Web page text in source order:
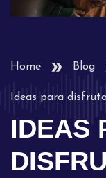
Home Blog
Ideas para
IDEAS